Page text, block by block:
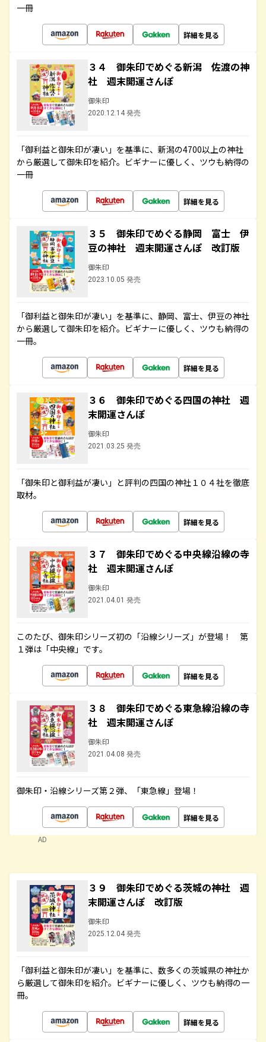
一冊
詳細を見る
３４ 御朱印でめぐる新潟 佐渡の神
社 週末開運さんぽ
御朱印
2020.12.14 発売
「御利益と御朱印が凄い」を基準に、新潟の4700以上の神社
から厳選して御朱印を紹介。ビギナーに優しく、ツウも納得の
一冊
詳細を見る
３５ 御朱印でめぐる静岡 富士 伊
豆の神社 週末開運さんぽ 改訂版
御朱印
2023.10.05 発売
「御利益と御朱印が凄い」を基準に、静岡、富士、伊豆の神社
から厳選して御朱印を紹介。ビギナーに優しく、ツウも納得の
一冊。
詳細を見る
３６ 御朱印でめぐる四国の神社 週
末開運さんぽ
御朱印
2021.03.25 発売
「御朱印と御利益が凄い」と評判の四国の神社１０４社を徹底
取材。
詳細を見る
３７ 御朱印でめぐる中央線沿線の寺
社 週末開運さんぽ
御朱印
2021.04.01 発売
このたび、御朱印シリーズ初の「沿線シリーズ」が登場！ 第
１弾は「中央線」です。
詳細を見る
３８ 御朱印でめぐる東急線沿線の寺
社 週末開運さんぽ
御朱印
2021.04.08 発売
御朱印・沿線シリーズ第２弾、「東急線」登場！
詳細を見る
AD
３９ 御朱印でめぐる茨城の神社 週
末開運さんぽ 改訂版
御朱印
2025.12.04 発売
「御利益と御朱印が凄い」を基準に、数多くの茨城県の神社か
ら厳選して御朱印を紹介。ビギナーに優しく、ツウも納得の一
冊。
詳細を見る